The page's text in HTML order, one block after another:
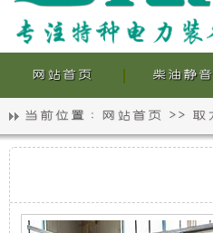
柴油静
静
发
网站首页
当前位置 : 网站首页 >> 取
3KW
取
力
发
电